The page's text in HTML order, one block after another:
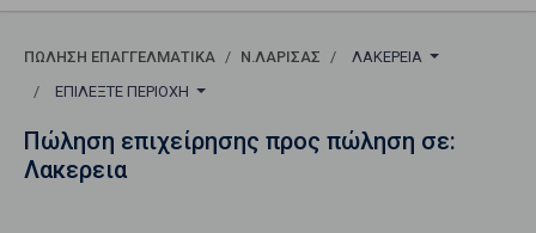
ΠΏΛΗΣΗ ΕΠΑΓΓΕΛΜΑΤΙΚΆ Ν.ΛΑΡΙΣΑΣ
ΛΑΚΕΡΕΙΑ
ΕΠΙΛΈΞΤΕ ΠΕΡΙΟΧΉ
Πώληση επιχείρησης προς πώληση σε:
Λακερεια